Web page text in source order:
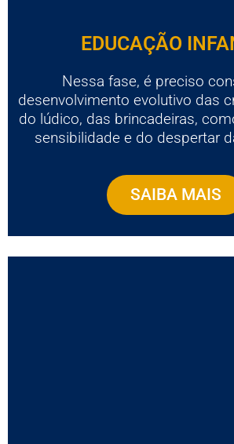
EDUCAÇÃO
Nessa fase, é preciso
desenvolvimento evolutivo das
do lúdico, das brincadeiras,
sensibilidade e do despertar
SAIBA MAIS